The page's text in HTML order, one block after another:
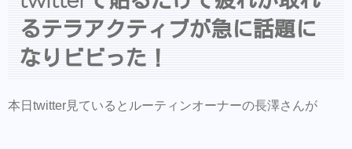
ちらからどうぞ
各SNSアカウントはこちら
ヘアアクセ等はBASEでも買えるようになり
るテラアクティブが急に話題に
なりビビった！
本日twitter見ているとルーティンオーナーの長澤さんが